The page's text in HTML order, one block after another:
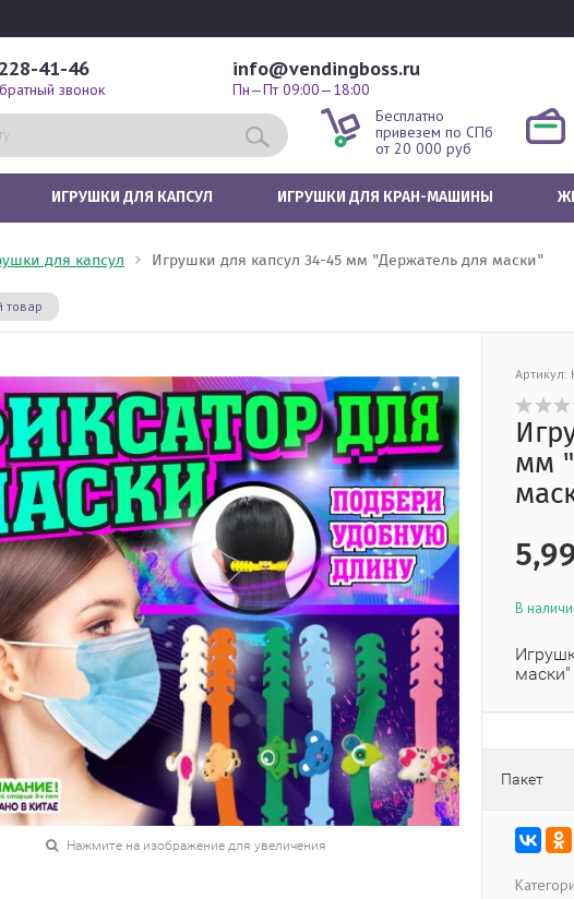
41-46
звонок
info@vendingboss.ru
Пн—Пт 09:00—18:00
Бесплатно
привезем по СПб
от 20 000 руб
ИГРУШКИ ДЛЯ КАПСУЛ ИГРУШКИ ДЛЯ КРАН-МАШИНЫ
для капсул Игрушки для капсул 34-45 мм "Держатель для маски"
Нажмите на изображение для увеличения
Артикул:
мм
В
маски"
Пакет